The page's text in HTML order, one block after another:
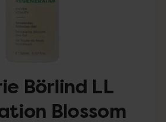
Börlind LL
Blossom